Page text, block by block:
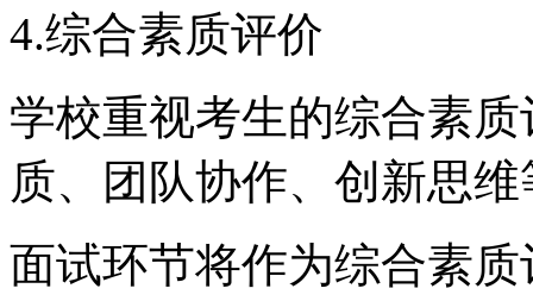
4.综合素质评价
学校重视考生的综合素
质、团队协作、创新思
面试环节将作为综合素